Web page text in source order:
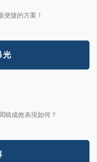
捷的方案！
光
稿成效表現如何？